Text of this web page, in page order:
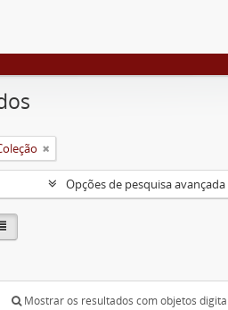
Opções de pesquisa avançada
Mostrar os resultados com objetos